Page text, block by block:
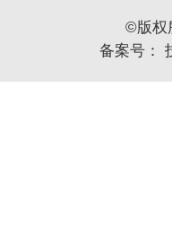
©版权
备案号：